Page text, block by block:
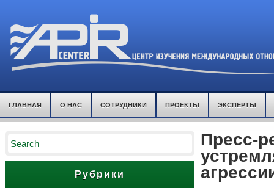
ГЛАВНАЯ О НАС СОТРУДНИКИ ПРОЕКТЫ ЭКСПЕРТЫ
Рубрики
Пресс-